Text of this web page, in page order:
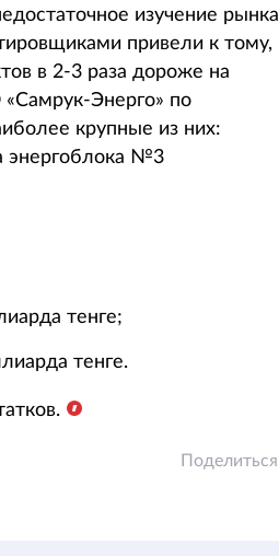
изучение рынка
привели к тому,
в 2-3 раза дороже на
Энерго» по
крупные из них:
энергоблока №3
тенге;
тенге.
Поделиться